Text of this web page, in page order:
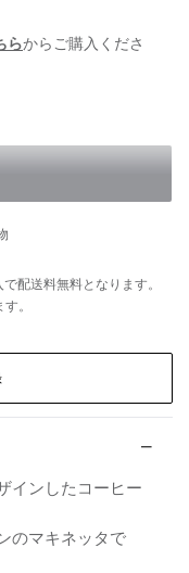
らからご購入くださ
配送料無料となります。
。
インしたコーヒー
のマキネッタで